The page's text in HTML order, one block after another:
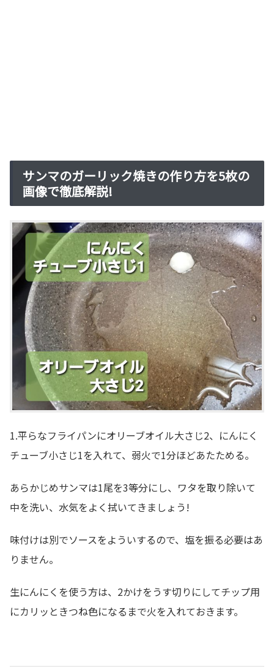
サンマのガーリック焼きの作り方を5枚の
画像で徹底解説!
1.平らなフライパンにオリーブオイル大さじ2、にんにく
チューブ小さじ1を入れて、弱火で1分ほどあたためる。
あらかじめサンマは1尾を3等分にし、ワタを取り除いて
中を洗い、水気をよく拭いてきましょう!
味付けは別でソースをよういするので、塩を振る必要はあ
りません。
生にんにくを使う方は、2かけをうす切りにしてチップ用
にカリッときつね色になるまで火を入れておきます。